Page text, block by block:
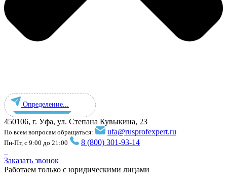
Определение...
450106, г. Уфа, ул. Степана Кувыкина, 23
По всем вопросам обращаться: ufa@rusprofexpert.ru
Пн-Пт, с 9:00 до 21:00 8 (800) 301-93-14
Заказать звонок
Работаем только с юридическими лицами